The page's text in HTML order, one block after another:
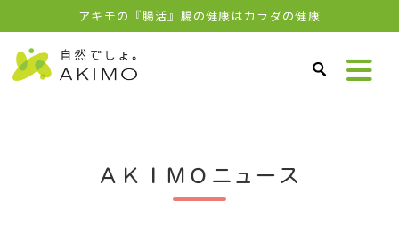
アキモの『腸活』腸の健康はカラダの健康
ＡＫＩＭＯニュース